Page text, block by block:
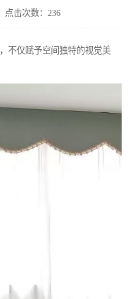
点击次数：236
不仅赋予空间独特的视觉美